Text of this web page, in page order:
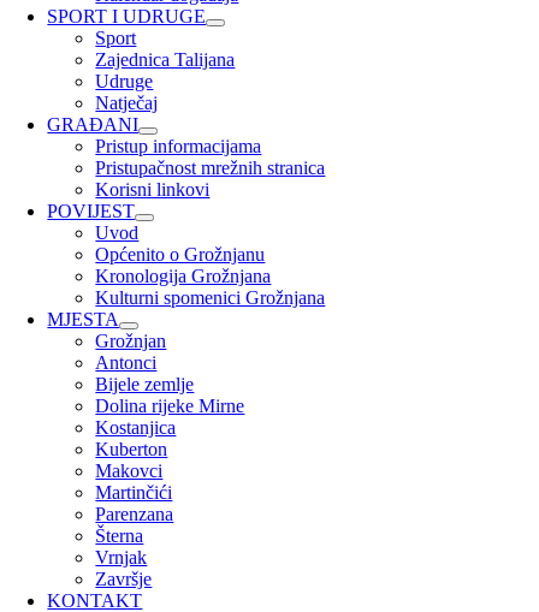
SPORT I UDRUGE
Sport
Zajednica Talijana
Udruge
Natječaj
GRAĐANI
Pristup informacijama
Pristupačnost mrežnih stranica
Korisni linkovi
POVIJEST
Uvod
Općenito o Grožnjanu
Kronologija Grožnjana
Kulturni spomenici Grožnjana
MJESTA
Grožnjan
Antonci
Bijele zemlje
Dolina rijeke Mirne
Kostanjica
Kuberton
Makovci
Martinčići
Parenzana
Šterna
Vrnjak
Završje
KONTAKT